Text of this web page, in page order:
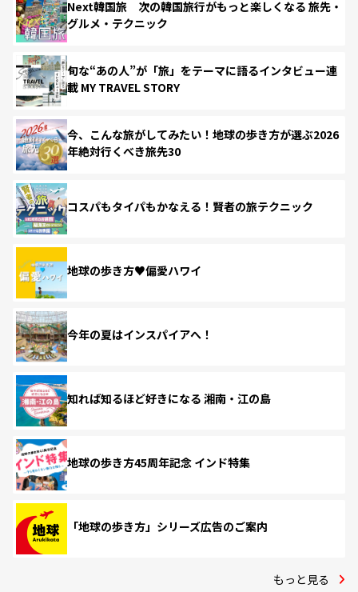
Next韓国旅 次の韓国旅行がもっと楽しくなる 旅先・
グルメ・テクニック
旬な“あの人”が「旅」をテーマに語るインタビュー連
載 MY TRAVEL STORY
今、こんな旅がしてみたい！地球の歩き方が選ぶ2026
年絶対行くべき旅先30
コスパもタイパもかなえる！賢者の旅テクニック
地球の歩き方♥偏愛ハワイ
今年の夏はインスパイアへ！
知れば知るほど好きになる 湘南・江の島
地球の歩き方45周年記念 インド特集
「地球の歩き方」シリーズ広告のご案内
もっと見る